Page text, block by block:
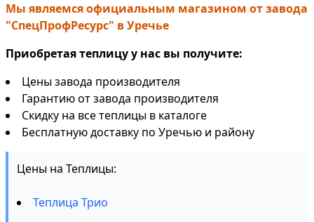
Мы являемся официальным магазином от завода
"СпецПрофРесурс" в Уречье
Приобретая теплицу у нас вы получите:
Цены завода производителя
Гарантию от завода производителя
Скидку на все теплицы в каталоге
Бесплатную доставку по Уречью и району
Цены на Теплицы:
Теплица Трио